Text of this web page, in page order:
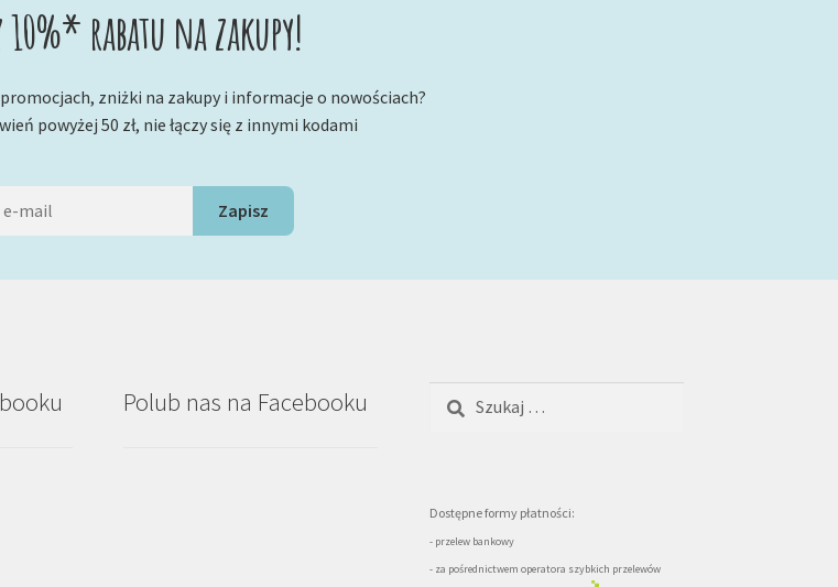
rabatu na zakupy!
zniżki na zakupy i informacje o nowościach?
powyżej 50 zł, nie łączy się z innymi kodami
Polub nas na Facebooku Szukaj:
Dostępne formy płatności:
- przelew bankowy
- za pośrednictwem operatora szybkich przelewów